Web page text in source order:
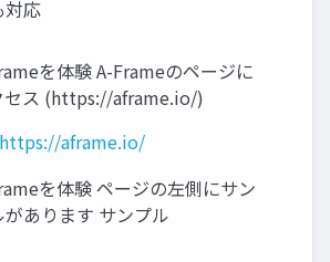
対応
を体験 A-Frameのページに
セス (https://aframe.io/)
https://aframe.io/
を体験 ページの左側にサン
があります サンプル